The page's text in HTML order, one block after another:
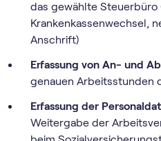
das gewählte Steuerbüro
Krankenkassenwechsel,
Anschrift)
Erfassung von An- und
genauen Arbeitsstunden
Erfassung der
Weitergabe der